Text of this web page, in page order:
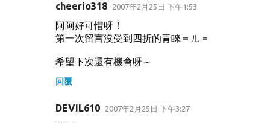
cheerio318 2007年2月25日 下午1:53
阿阿好可惜呀！
第一次留言沒受到四折的青睞＝ㄦ＝
希望下次還有機會呀～
回覆
DEVIL610 2007年2月25日 下午3:27